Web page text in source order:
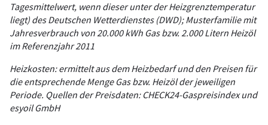
Tagesmittelwert, wenn dieser unter der Heizgrenztemperatur
liegt) des Deutschen Wetterdienstes (DWD); Musterfamilie mit
Jahresverbrauch von 20.000 kWh Gas bzw. 2.000 Litern Heizöl
im Referenzjahr 2011
Heizkosten: ermittelt aus dem Heizbedarf und den Preisen für
die entsprechende Menge Gas bzw. Heizöl der jeweiligen
Periode. Quellen der Preisdaten: CHECK24-Gaspreisindex und
esyoil GmbH